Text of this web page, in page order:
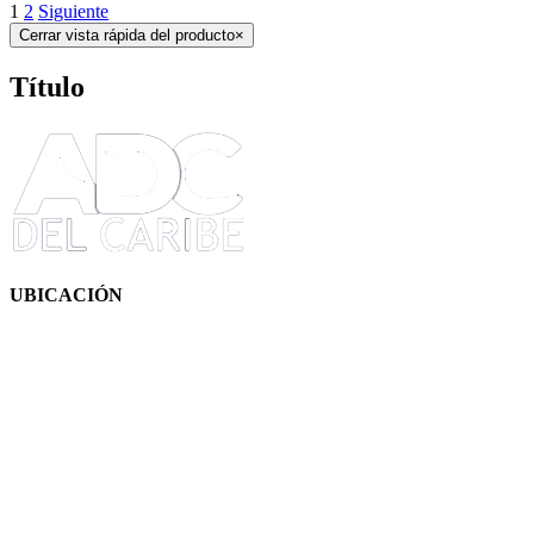
1 2 Siguiente
Cerrar vista rápida del producto×
Título
UBICACIÓN